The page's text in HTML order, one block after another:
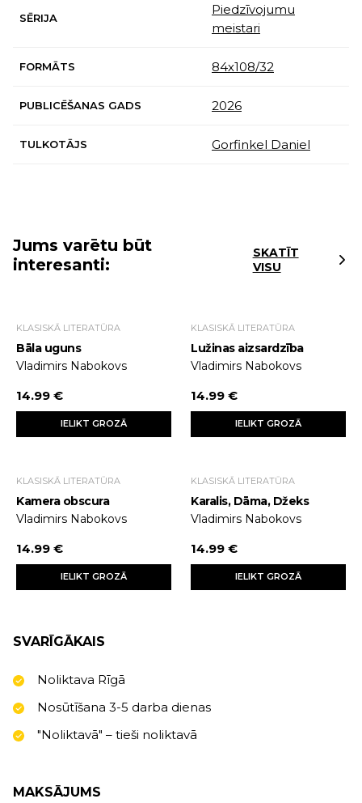
SĒRIJA
Piedzīvojumu
meistari
FORMĀTS 84х108/32
PUBLICĒŠANAS GADS 2026
TULKOTĀJS Gorfinkel Daniel
Jums varētu būt
interesanti:
SKATĪT
VISU
KLASISKĀ LITERATŪRA
Bāla uguns
Vladimirs Nabokovs
14.99 €
IELIKT GROZĀ
KLASISKĀ LITERATŪRA
Lužinas aizsardzība
Vladimirs Nabokovs
14.99 €
IELIKT GROZĀ
KLASISKĀ LITERATŪRA
Kamera obscura
Vladimirs Nabokovs
14.99 €
IELIKT GROZĀ
KLASISKĀ LITERATŪRA
Karalis, Dāma, Džeks
Vladimirs Nabokovs
14.99 €
IELIKT GROZĀ
SVARĪGĀKAIS
Noliktava Rīgā
Nosūtīšana 3-5 darba dienas
"Noliktavā" – tieši noliktavā
MAKSĀJUMS